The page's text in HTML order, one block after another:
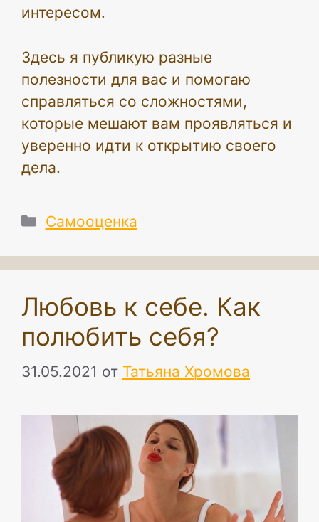
интересом.
Здесь я публикую разные
полезности для вас и помогаю
справляться со сложностями,
которые мешают вам проявляться и
уверенно идти к открытию своего
дела.
Рубрики
Самооценка
Любовь к себе. Как
полюбить себя?
31.05.2021 от Татьяна Хромова